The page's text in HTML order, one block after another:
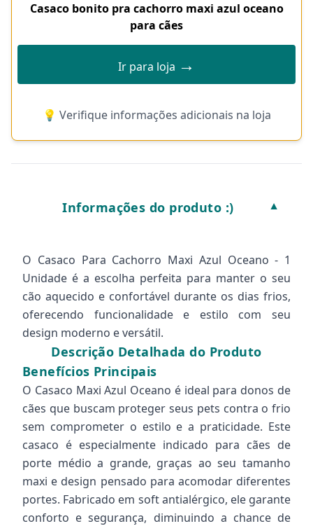
Casaco bonito pra cachorro maxi azul oceano
para cães
Ir para loja →
💡 Verifique informações adicionais na loja
Informações do produto :) ▼
O Casaco Para Cachorro Maxi Azul Oceano - 1
Unidade é a escolha perfeita para manter o seu
cão aquecido e confortável durante os dias frios,
oferecendo funcionalidade e estilo com seu
design moderno e versátil.
Descrição Detalhada do Produto
Benefícios Principais
O Casaco Maxi Azul Oceano é ideal para donos de
cães que buscam proteger seus pets contra o frio
sem comprometer o estilo e a praticidade. Este
casaco é especialmente indicado para cães de
porte médio a grande, graças ao seu tamanho
maxi e design pensado para acomodar diferentes
portes. Fabricado em soft antialérgico, ele garante
conforto e segurança, diminuindo a chance de